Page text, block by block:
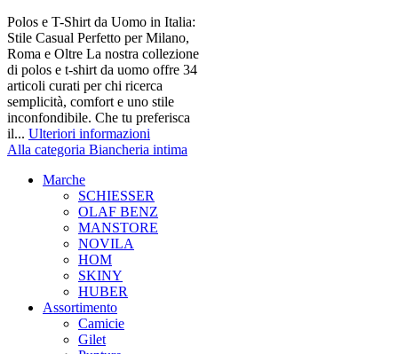
Polos e T-Shirt da Uomo in Italia:
Stile Casual Perfetto per Milano,
Roma e Oltre La nostra collezione
di polos e t-shirt da uomo offre 34
articoli curati per chi ricerca
semplicità, comfort e uno stile
inconfondibile. Che tu preferisca
il... Ulteriori informazioni
Alla categoria Biancheria intima
Marche
SCHIESSER
OLAF BENZ
MANSTORE
NOVILA
HOM
SKINY
HUBER
Assortimento
Camicie
Gilet